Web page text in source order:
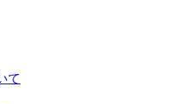
て